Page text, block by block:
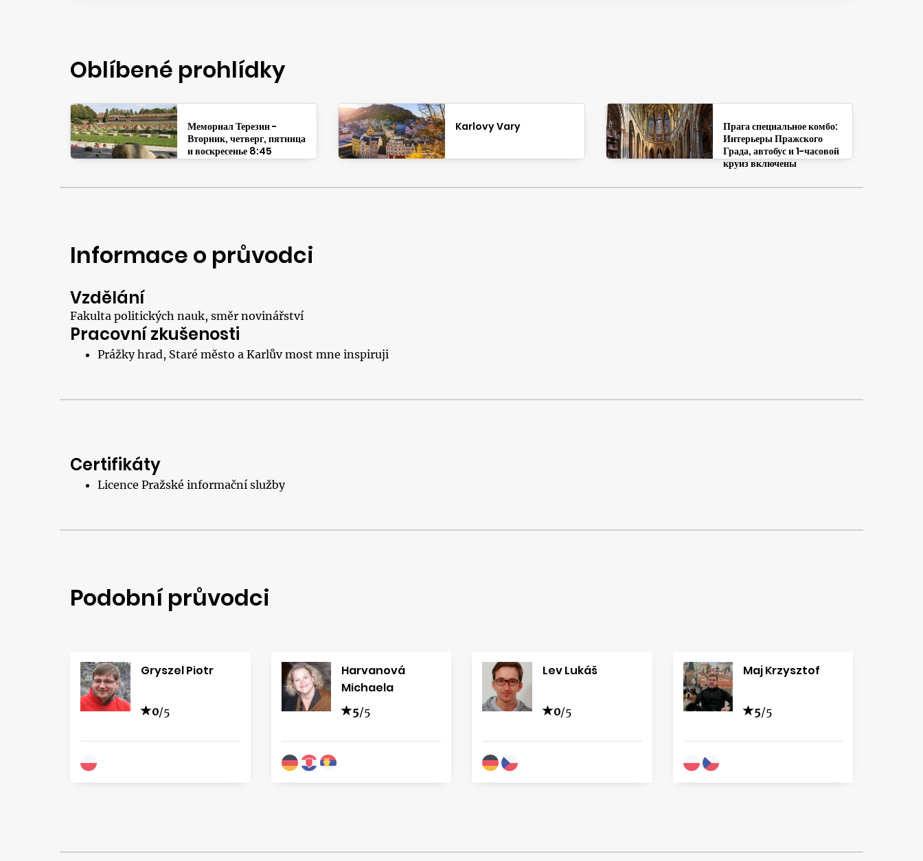
Oblíbené prohlídky
Мемориал Терезин -
Вторник, четверг, пятница
и воскресенье 8:45
Karlovy Vary
Прага специальное комбо:
Интерьеры Пражского
Града, автобус и 1-часовой
круиз включены
Informace o průvodci
Vzdělání
Fakulta politických nauk, směr novinářství
Pracovní zkušenosti
Prážky hrad, Staré město a Karlův most mne inspiruji
Certifikáty
Licence Pražské informační služby
Podobní průvodci
Gryszel Piotr
0/5
Harvanová
Michaela
5/5
Lev Lukáš
0/5
Maj Krzysztof
5/5